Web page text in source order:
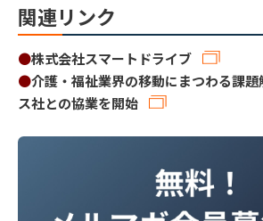
関連リンク
●株式会社スマートドライブ
●介護・福祉業界の移動にまつわる課題
ス社との協業を開始